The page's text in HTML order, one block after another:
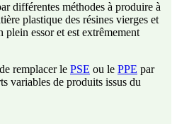
différentes méthodes à produire à
plastique des résines vierges et
plein essor et est extrêmement
remplacer le PSE ou le PPE par
variables de produits issus du